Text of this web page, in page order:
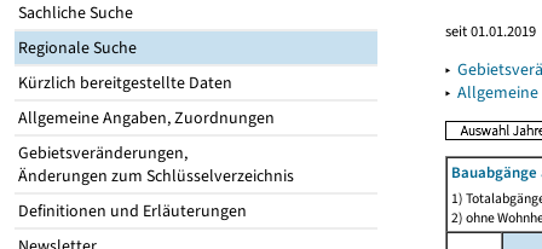
Sachliche Suche
Regionale Suche
Kürzlich bereitgestellte Daten
Allgemeine Angaben, Zuordnungen
Gebietsveränderungen,
Änderungen zum Schlüsselverzeichnis
Definitionen und Erläuterungen
seit 01.01.2019
▸
▸
1)
2) ohne